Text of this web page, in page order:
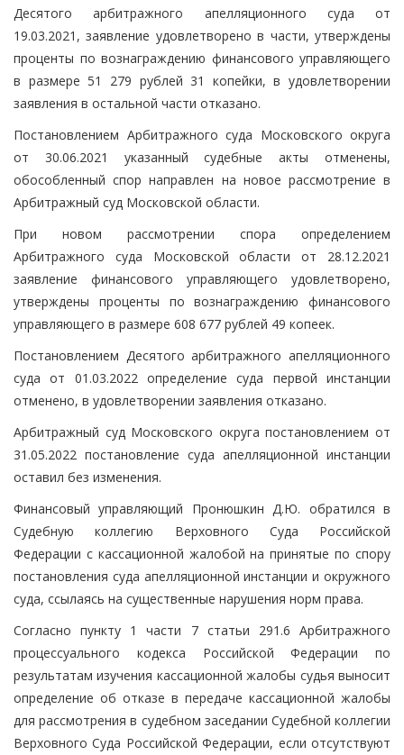
Десятого арбитражного апелляционного суда от
19.03.2021, заявление удовлетворено в части, утверждены
проценты по вознаграждению финансового управляющего
в размере 51 279 рублей 31 копейки, в удовлетворении
заявления в остальной части отказано.
Постановлением Арбитражного суда Московского округа
от 30.06.2021 указанный судебные акты отменены,
обособленный спор направлен на новое рассмотрение в
Арбитражный суд Московской области.
При новом рассмотрении спора определением
Арбитражного суда Московской области от 28.12.2021
заявление финансового управляющего удовлетворено,
утверждены проценты по вознаграждению финансового
управляющего в размере 608 677 рублей 49 копеек.
Постановлением Десятого арбитражного апелляционного
суда от 01.03.2022 определение суда первой инстанции
отменено, в удовлетворении заявления отказано.
Арбитражный суд Московского округа постановлением от
31.05.2022 постановление суда апелляционной инстанции
оставил без изменения.
Финансовый управляющий Пронюшкин Д.Ю. обратился в
Судебную коллегию Верховного Суда Российской
Федерации с кассационной жалобой на принятые по спору
постановления суда апелляционной инстанции и окружного
суда, ссылаясь на существенные нарушения норм права.
Согласно пункту 1 части 7 статьи 291.6 Арбитражного
процессуального кодекса Российской Федерации по
результатам изучения кассационной жалобы судья выносит
определение об отказе в передаче кассационной жалобы
для рассмотрения в судебном заседании Судебной коллегии
Верховного Суда Российской Федерации, если отсутствуют